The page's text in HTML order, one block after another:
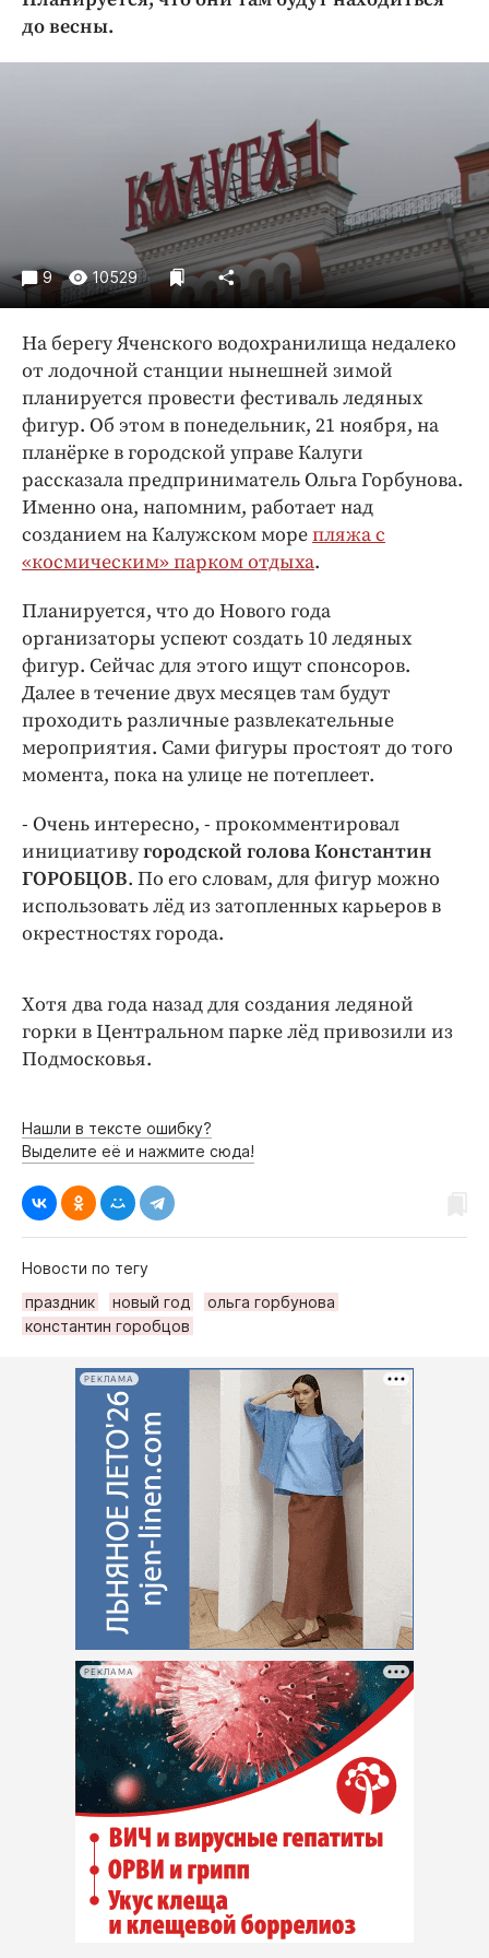
Криминал
Погода
Праздники
Происшествия
Спорт
Экономика и бизнес
ПРОЕКТЫ
Блоги
Издания
Медиаперсона
Интересное чтиво
Клиника года
Бренд года
до весны.
9 10529
На берегу Яченского водохранилища недалеко
от лодочной станции нынешней зимой
планируется провести фестиваль ледяных
фигур. Об этом в понедельник, 21 ноября, на
планёрке в городской управе Калуги
рассказала предприниматель Ольга Горбунова.
Именно она, напомним, работает над
созданием на Калужском морепляжа с
«космическим» парком отдыха.
Планируется, что до Нового года
организаторы успеют создать 10 ледяных
фигур. Сейчас для этого ищут спонсоров.
Далее в течение двух месяцев там будут
проходить различные развлекательные
мероприятия. Сами фигуры простоят до того
момента, пока на улице не потеплеет.
- Очень интересно, - прокомментировал
инициативугородской голова Константин
ГОРОБЦОВ. По его словам, для фигур можно
использовать лёд из затопленных карьеров в
окрестностях города.
Хотя два года назад для создания ледяной
горки в Центральном парке лёд привозили из
Подмосковья.
Нашли в тексте ошибку?
Выделите её и нажмите сюда!
Новости по тегу
праздник
новый год
ольга горбунова
константин горобцов
РЕКЛАМА
РЕКЛАМА